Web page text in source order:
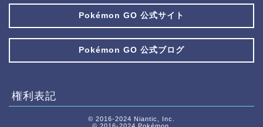
Pokémon GO 公式サイト
Pokémon GO 公式ブログ
権利表記
© 2016-2024 Niantic, Inc.